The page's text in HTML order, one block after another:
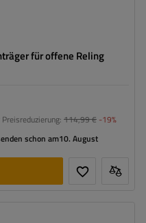
für offene Reling
114,99 € -19%
schon am10. August